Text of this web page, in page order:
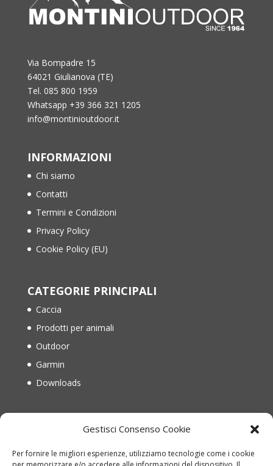
Gestisci Consenso Cookie
Per fornire le migliori esperienze, utilizziamo tecnologie come i cookie
Via Bompadre 15
64021 Giulianova (TE)
Tel. 085 800 1959
Whatsapp +39 366 321 1205
info@montinioutdoor.it
INFORMAZIONI
Chi siamo
Contatti
Termini e Condizioni
Privacy Policy
Cookie Policy (EU)
CATEGORIE PRINCIPALI
Caccia
Prodotti per animali
Outdoor
Garmin
Downloads
IL MIO ACCOUNT
Recupera password